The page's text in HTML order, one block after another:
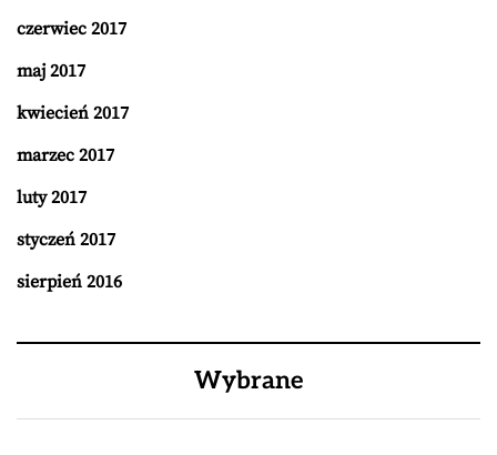
czerwiec 2017
maj 2017
kwiecień 2017
marzec 2017
luty 2017
styczeń 2017
sierpień 2016
Wybrane